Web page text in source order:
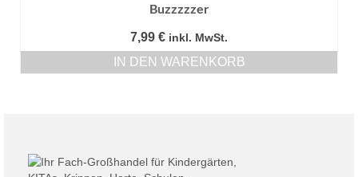
mehrere
auf.
Die
Optionen
gewählt
Buzzzzzer
7,99 € inkl. MwSt.
IN DEN WARENKORB